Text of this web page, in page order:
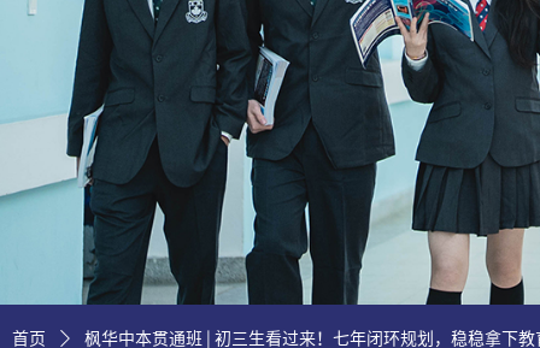
首页 ꄲ 枫华中本贯通班 | 初三生看过来！七年闭环规划，稳稳拿下